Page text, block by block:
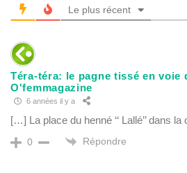
Le plus récent
Téra-téra: le pagne tissé en voie
O'femmagazine
6 années il y a
[…] La place du henné ‘‘ Lallé’’ dans
0 Répondre